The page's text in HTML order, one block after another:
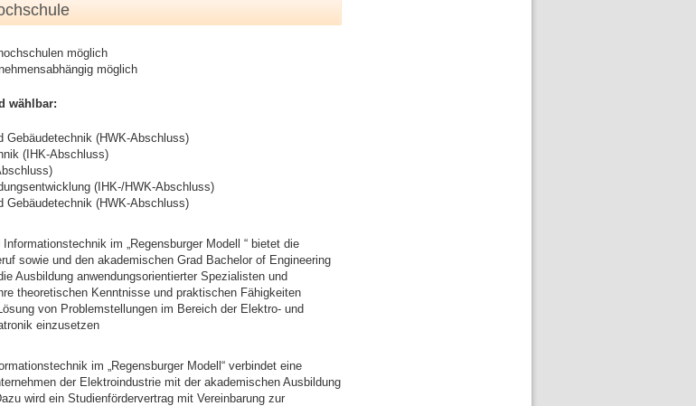
möglich
möglich
wählbar:
Gebäudetechnik (HWK-Abschluss)
(IHK-Abschluss)
(IHK-/HWK-Abschluss)
Gebäudetechnik (HWK-Abschluss)
im „Regensburger Modell “ bietet die
sowie und den akademischen Grad Bachelor of Engineering
Ausbildung anwendungsorientierter Spezialisten und
theoretischen Kenntnisse und praktischen Fähigkeiten
von Problemstellungen im Bereich der Elektro- und
einzusetzen
im „Regensburger Modell“ verbindet eine
der Elektroindustrie mit der akademischen Ausbildung
wird ein Studienfördervertrag mit Vereinbarung zur